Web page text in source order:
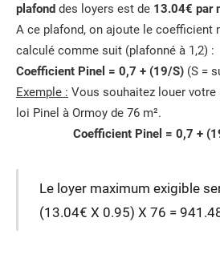
plafond des loyers est de 13.04€ par
A ce plafond, on ajoute le coefficient
calculé comme suit (plafonné à 1,2) :
Coefficient Pinel = 0,7 + (19/S) (S =
Exemple : Vous souhaitez louer votre
loi Pinel à Ormoy de 76 m².
Coefficient Pinel = 0,7 +
Le loyer maximum exigible
(13.04€ X 0.95) X 76 =